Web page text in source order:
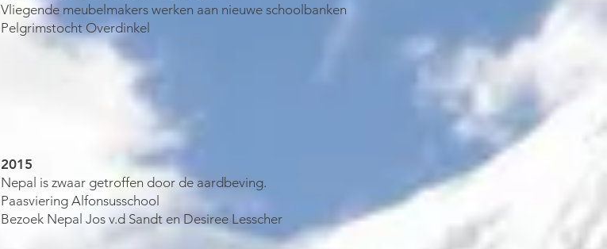
Vliegende meubelmakers werken aan nieuwe schoolbanken
Pelgrimstocht Overdinkel
2015
Nepal is zwaar getroffen door de aardbeving.
Paasviering Alfonsusschool
Bezoek Nepal Jos v.d Sandt en Desiree Lesscher